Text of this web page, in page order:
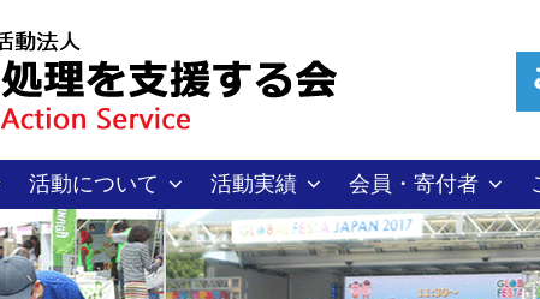
活動について 活動実績 会員・寄付者